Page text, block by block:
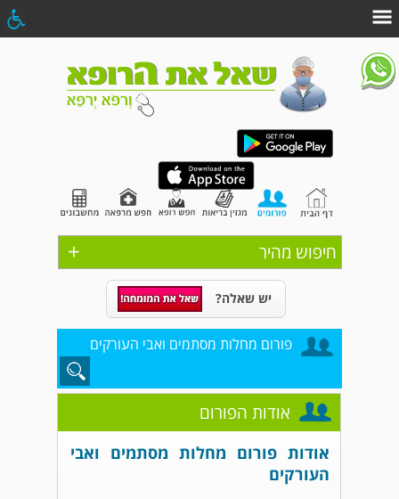
+ חיפוש מהיר
יש שאלה?
פורום מחלות מסתמים ואבי העורקים
אודות הפורום
אודות פורום מחלות מסתמים ואבי
העורקים